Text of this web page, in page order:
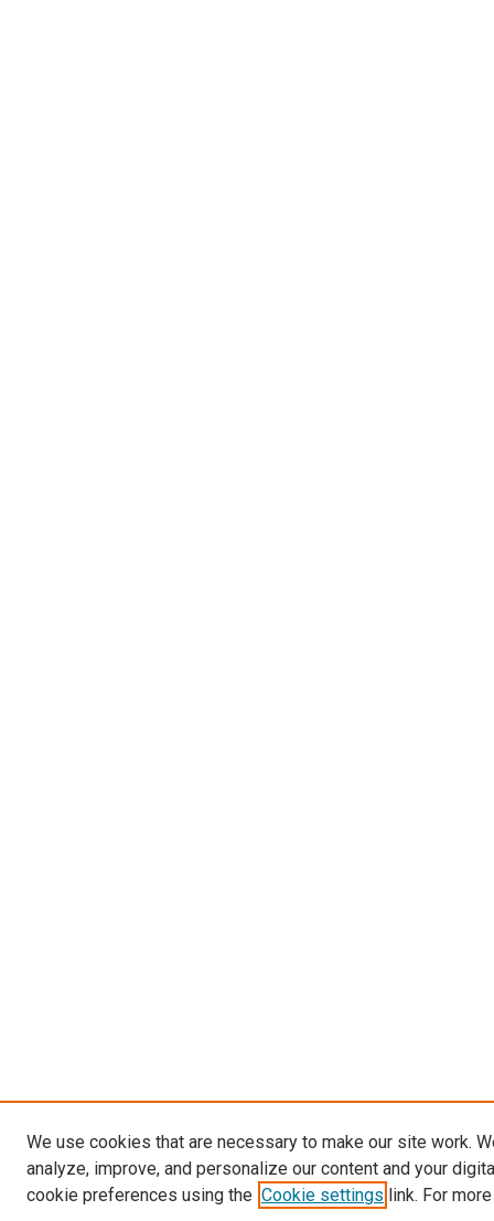
We use cookies that are necessary to make our site work.
analyze, improve, and personalize our content and your
cookie preferences using the Cookie settings link. For